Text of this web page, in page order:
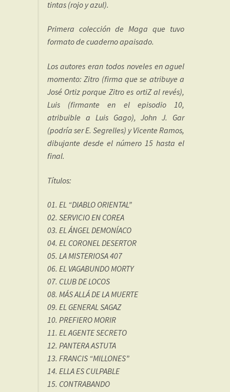
tintas (rojo y azul).
Primera colección de Maga que tuvo
formato de cuaderno apaisado.
Los autores eran todos noveles en aguel
momento: Zitro (firma que se atribuye a
José Ortiz porque Zitro es ortiZ al revés),
Luis (firmante en el episodio 10,
atribuible a Luis Gago), John J. Gar
(podría ser E. Segrelles) y Vicente Ramos,
dibujante desde el número 15 hasta el
final.
Títulos:
01. EL “DIABLO ORIENTAL”
02. SERVICIO EN COREA
03. EL ÁNGEL DEMONÍACO
04. EL CORONEL DESERTOR
05. LA MISTERIOSA 407
06. EL VAGABUNDO MORTY
07. CLUB DE LOCOS
08. MÁS ALLÁ DE LA MUERTE
09. EL GENERAL SAGAZ
10. PREFIERO MORIR
11. EL AGENTE SECRETO
12. PANTERA ASTUTA
13. FRANCIS “MILLONES”
14. ELLA ES CULPABLE
15. CONTRABANDO